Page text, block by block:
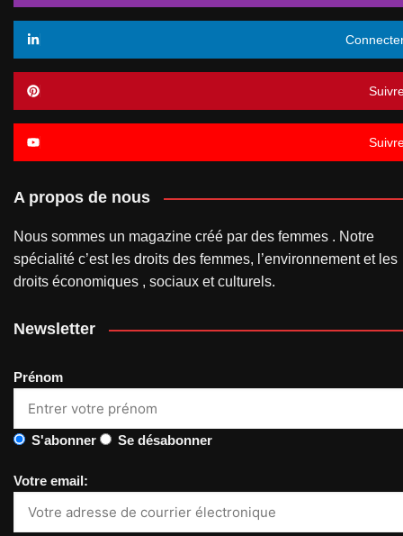
A propos de nous
Nous sommes un magazine créé par des femmes . Notre
spécialité c’est les droits des femmes, l’environnement et les
droits économiques , sociaux et culturels.
Newsletter
Prénom
S'abonner Se désabonner
Votre email: